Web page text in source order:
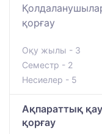
қорғау
Оқу жылы - 3
Семестр - 2
Несиелер - 5
Ақпараттық
қорғау